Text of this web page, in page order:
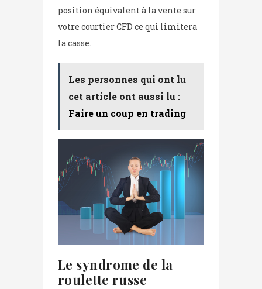
position équivalent à la vente sur
votre courtier CFD ce qui limitera
la casse.
Les personnes qui ont lu
cet article ont aussi lu :
Faire un coup en trading
Le syndrome de la
roulette russe